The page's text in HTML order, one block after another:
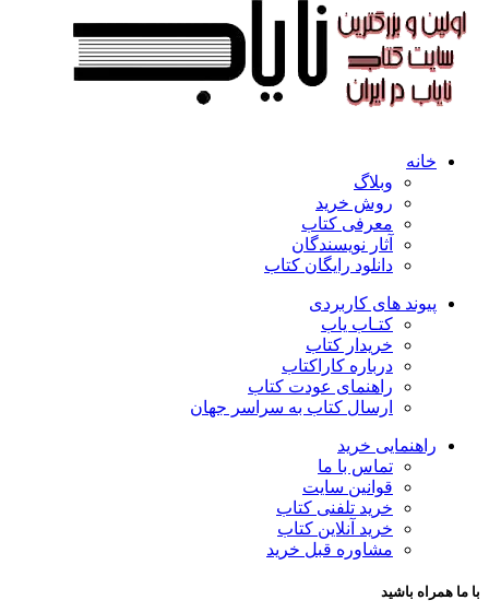
خانه
وبلاگ
روش خرید
معرفی کتاب
آثار نویسندگان
دانلود رایگان کتاب
پیوند های کاربردی
کتـاب یاب
خریدار کتاب
درباره کاراکتاب
راهنمای عودت کتاب
ارسال کتاب به سراسر جهان
راهنمایی خرید
تماس با ما
قوانین سایت
خرید تلفنی کتاب
خرید آنلاین کتاب
مشاوره قبل خرید
با ما همراه باشید